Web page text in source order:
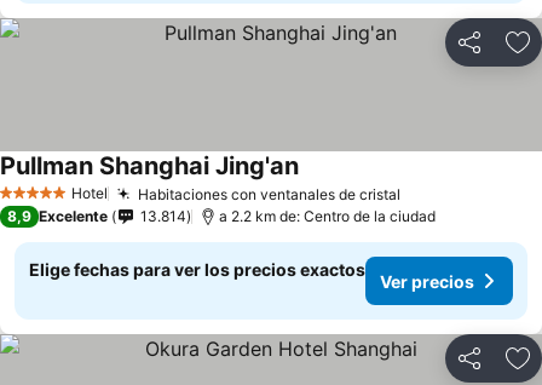
Compartir
5 Estrellas Hotel Habitaciones con ventanales de cristal
Pullman Shanghai Jing'an
8,9 Excelente 13.814 a 2.2 km de: Centro de la ciudad
Elige fechas para ver los precios exactos
Ver precios
Compartir